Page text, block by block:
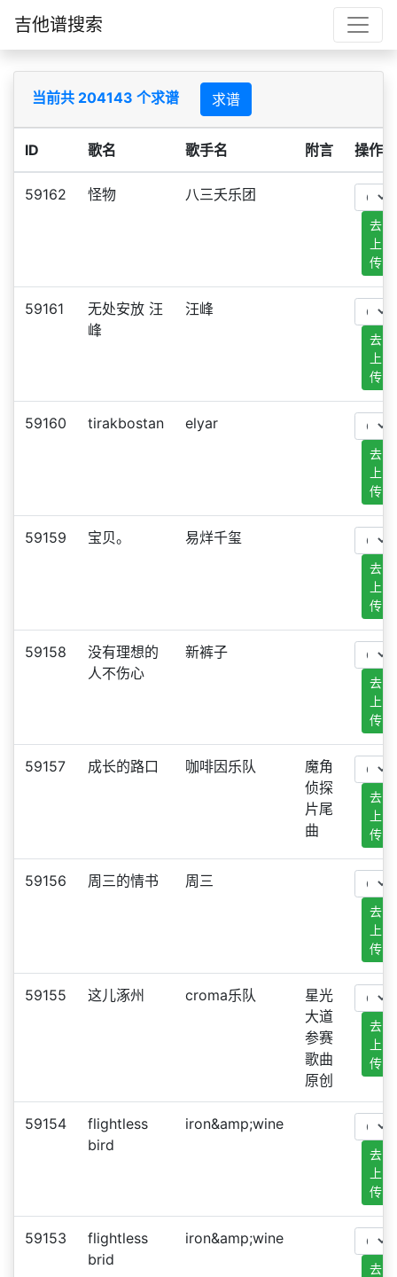
吉他谱搜索
当前共 204143 个求谱 求谱
ID 歌名 歌手名 附言 操作
59162 怪物 八三夭乐团
去
上
传
59161
无处安放 汪
峰
汪峰
去
上
传
59160 tirakbostan elyar
去
上
传
59159 宝贝。 易烊千玺
去
上
传
59158
没有理想的
人不伤心
新裤子
去
上
传
59157 成长的路口 咖啡因乐队
魔角
侦探
片尾
曲
去
上
传
59156 周三的情书 周三
去
上
传
59155 这儿涿州 croma乐队
星光
大道
参赛
歌曲
原创
去
上
传
59154
flightless
bird
iron&amp;wine
去
上
传
59153
flightless
brid
iron&amp;wine
去